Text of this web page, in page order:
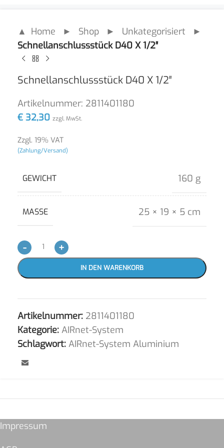
▲ Home ► Shop ► Unkategorisiert ►
Schnellanschlussstück D40 X 1/2″
Schnellanschlussstück D40 X 1/2″
Artikelnummer: 2811401180
€ 32,30 zzgl. MwSt.
Zzgl. 19% VAT
(Zahlung/Versand)
GEWICHT 160 g
MASSE 25 × 19 × 5 cm
- +
IN DEN WARENKORB
Artikelnummer: 2811401180
Kategorie: AIRnet-System
Schlagwort: AIRnet-System Aluminium
Impressum